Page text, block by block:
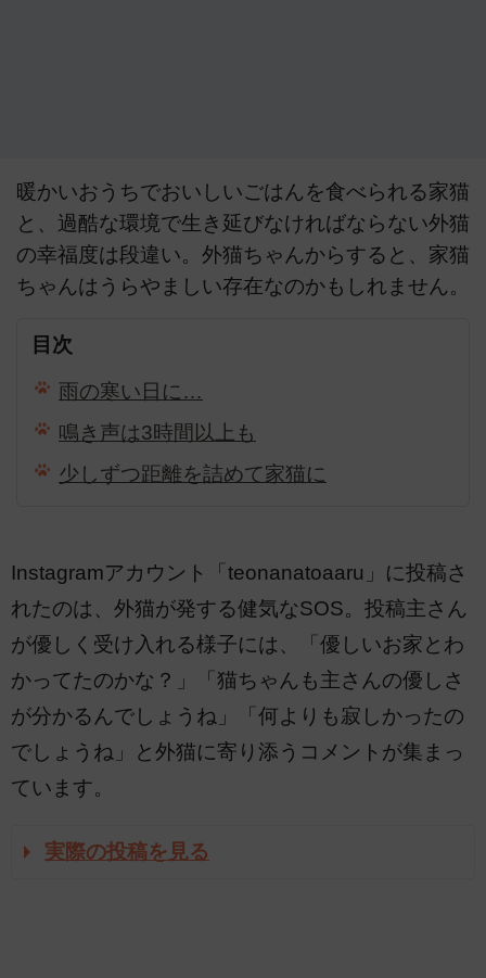
暖かいおうちでおいしいごはんを食べられる家猫
と、過酷な環境で生き延びなければならない外猫
の幸福度は段違い。外猫ちゃんからすると、家猫
ちゃんはうらやましい存在なのかもしれません。
目次
雨の寒い日に…
鳴き声は3時間以上も
少しずつ距離を詰めて家猫に
Instagramアカウント「teonanatoaaru」に投稿さ
れたのは、外猫が発する健気なSOS。投稿主さん
が優しく受け入れる様子には、「優しいお家とわ
かってたのかな？」「猫ちゃんも主さんの優しさ
が分かるんでしょうね」「何よりも寂しかったの
でしょうね」と外猫に寄り添うコメントが集まっ
ています。
実際の投稿を見る